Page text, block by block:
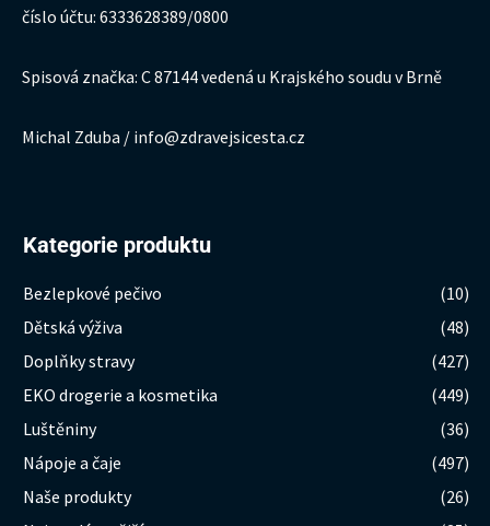
číslo účtu: 6333628389/0800
Spisová značka: C 87144 vedená u Krajského soudu v Brně
Michal Zduba / info@zdravejsicesta.cz
Kategorie produktu
Bezlepkové pečivo
(10)
Dětská výživa
(48)
Doplňky stravy
(427)
EKO drogerie a kosmetika
(449)
Luštěniny
(36)
Nápoje a čaje
(497)
Naše produkty
(26)